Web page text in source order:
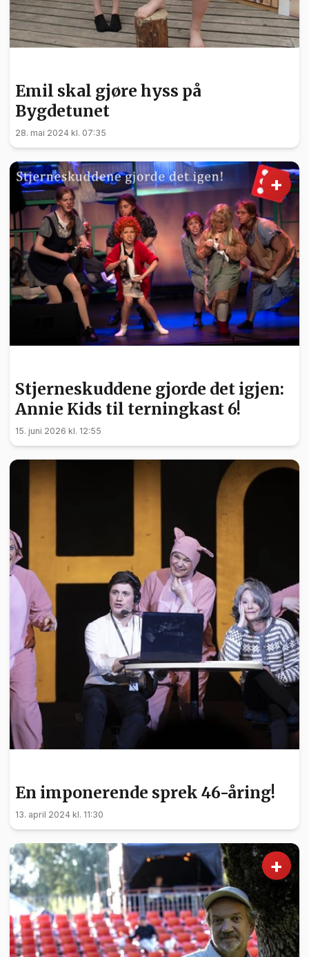
Emil skal gjøre hyss på
Bygdetunet
28. mai 2024 kl. 07:35
+
Stjerneskuddene gjorde det igjen:
Annie Kids til terningkast 6!
15. juni 2026 kl. 12:55
En imponerende sprek 46-åring!
13. april 2024 kl. 11:30
+